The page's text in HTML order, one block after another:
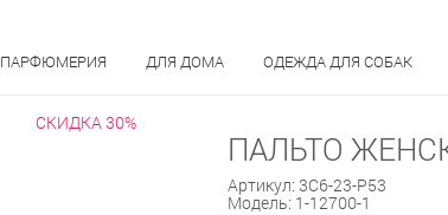
ПАРФЮМЕРИЯ ДЛЯ ДОМА ОДЕЖДА ДЛЯ СОБАК
СКИДКА 30%
ПАЛЬТО
Артикул: 3С6-23-Р53
Модель: 1-12700-1